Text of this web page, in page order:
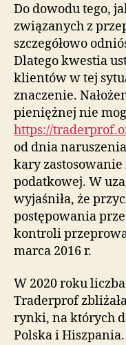
Do dowodu tego,
związanych z
szczegółowo
Dlatego kwestia
klientów w tej
znaczenie.
pieniężnej nie
https://
od dnia
kary
podatkowej. W
wyjaśniła, że
postępowania
kontroli
marca 2016 r.
W 2020 roku
Traderprof
rynki, na których
Polska i Hiszpania.